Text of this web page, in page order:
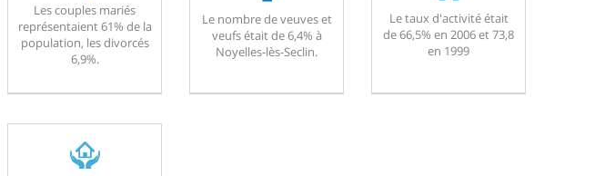
Les couples mariés
représentaient 61% de la
population, les divorcés
6,9%.
Le nombre de veuves et
veufs était de 6,4% à
Noyelles-lès-Seclin.
Le taux d'activité était
de 66,5% en 2006 et 73,8
en 1999